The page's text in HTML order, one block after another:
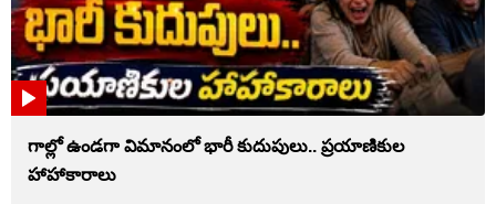
గాల్లో ఉండగా విమానంలో భారీ కుదుపులు.. ప్రయాణికుల
హాహాకారాలు